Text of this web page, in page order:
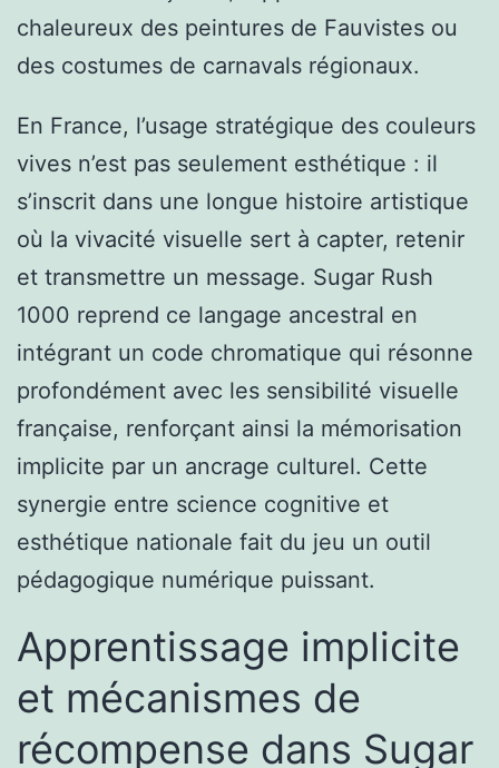
chaleureux des peintures de Fauvistes ou
des costumes de carnavals régionaux.
En France, l’usage stratégique des couleurs
vives n’est pas seulement esthétique : il
s’inscrit dans une longue histoire artistique
où la vivacité visuelle sert à capter, retenir
et transmettre un message. Sugar Rush
1000 reprend ce langage ancestral en
intégrant un code chromatique qui résonne
profondément avec les sensibilité visuelle
française, renforçant ainsi la mémorisation
implicite par un ancrage culturel. Cette
synergie entre science cognitive et
esthétique nationale fait du jeu un outil
pédagogique numérique puissant.
Apprentissage implicite
et mécanismes de
récompense dans Sugar